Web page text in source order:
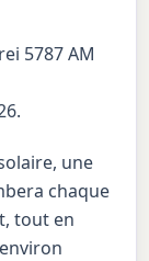
5787 AM
une
chaque
tout en